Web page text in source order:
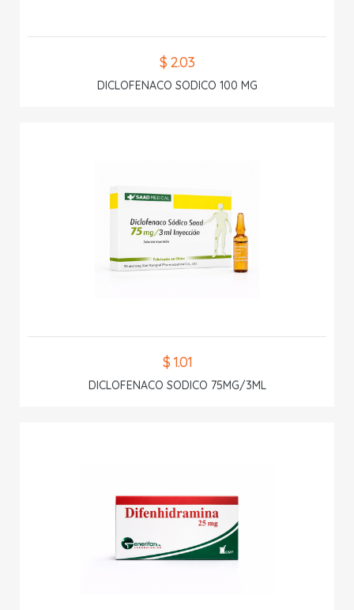
$ 2.03
DICLOFENACO SODICO 100 MG
$ 1.01
DICLOFENACO SODICO 75MG/3ML